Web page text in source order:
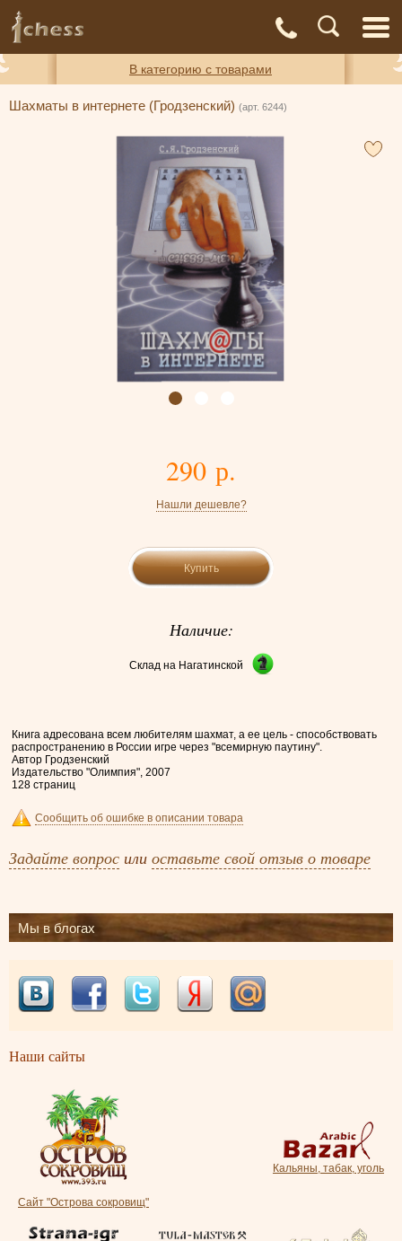
и оплата
В категорию с товарами
Шахматы в интернете (Гродзенский) (арт. 6244)
290 р.
Нашли дешевле?
Купить
Наличие:
Склад на Нагатинской
Книга адресована всем любителям шахмат, а ее цель - способствовать
распространению в России игре через "всемирную паутину".
Автор Гродзенский
Издательство "Олимпия", 2007
128 страниц
Сообщить об ошибке в описании товара
Задайте вопрос или оставьте свой отзыв о товаре
Мы в блогах
Наши сайты
Сайт "Острова сокровищ"
Кальяны, табак, уголь